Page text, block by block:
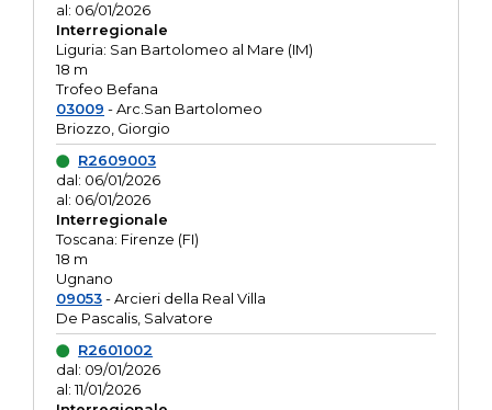
al: 06/01/2026
Interregionale
Liguria: San Bartolomeo al Mare (IM)
18 m
Trofeo Befana
03009 - Arc.San Bartolomeo
Briozzo, Giorgio
R2609003
dal: 06/01/2026
al: 06/01/2026
Interregionale
Toscana: Firenze (FI)
18 m
Ugnano
09053- Arcieri della Real Villa
De Pascalis, Salvatore
R2601002
dal: 09/01/2026
al: 11/01/2026